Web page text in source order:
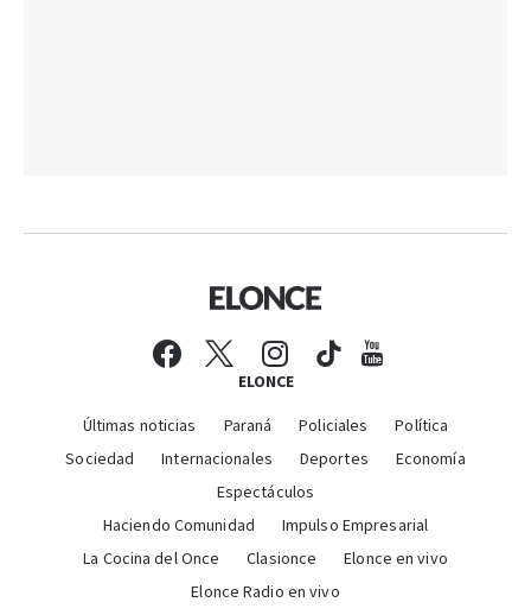
ELONCE
Últimas noticias Paraná Policiales
Política
Sociedad
Internacionales Deportes
Economía
Espectáculos
Haciendo Comunidad
Impulso Empresarial
La Cocina del Once
Clasionce
Elonce en vivo
Elonce Radio en vivo